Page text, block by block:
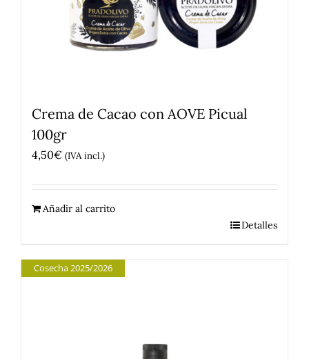
Crema de Cacao con AOVE Picual
100gr
4,50€ (IVA incl.)
Añadir al carrito
Detalles
Cosecha 2025/2026